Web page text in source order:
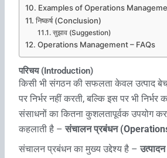
Examples of Operations
निष्कर्ष (Conclusion)
सुझाव (Suggestion)
Operations Management – FAQs
परिचय (Introduction)
किसी भी संगठन की सफलता केवल उत्पाद
पर निर्भर नहीं करती, बल्कि इस पर भी
संसाधनों का कितना कुशलतापूर्वक उपयोग
कहलाती है –संचालन प्रबंधन
संचालन प्रबंधन का मुख्य उद्देश्य है –